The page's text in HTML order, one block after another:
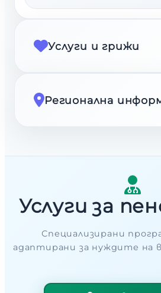
Услуги и грижи
Регионална
Услуги за
Специализирани
адаптирани за нуждите на